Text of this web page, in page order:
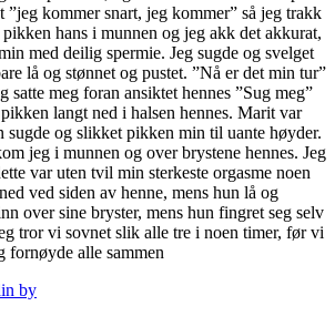
”jeg kommer snart, jeg kommer” så jeg trakk
hans i munnen og jeg akk det akkurat,
med deilig spermie. Jeg sugde og svelget
lå og stønnet og pustet. ”Nå er det min tur”
satte meg foran ansiktet hennes ”Sug meg”
langt ned i halsen hennes. Marit var
sugde og slikket pikken min til uante høyder.
jeg i munnen og over brystene hennes. Jeg
var uten tvil min sterkeste orgasme noen
ved siden av henne, mens hun lå og
over sine bryster, mens hun fingret seg selv
tror vi sovnet slik alle tre i noen timer, før vi
fornøyde alle sammen
by